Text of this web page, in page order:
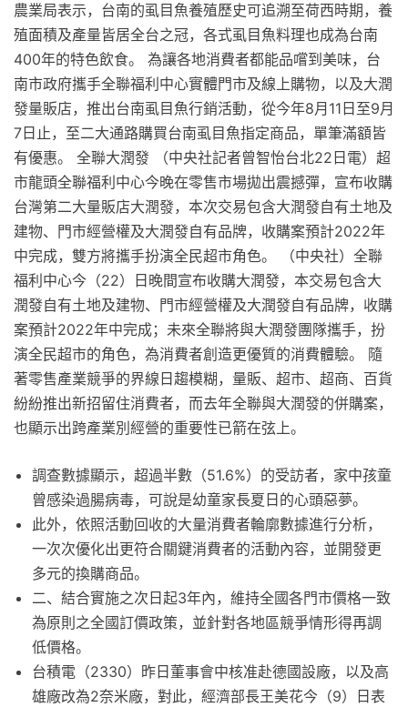
農業局表示，台南的虱目魚養殖歷史可追溯至荷西時期，養
殖面積及產量皆居全台之冠，各式虱目魚料理也成為台南
400年的特色飲食。 為讓各地消費者都能品嚐到美味，台
南市政府攜手全聯福利中心實體門市及線上購物，以及大潤
發量販店，推出台南虱目魚行銷活動，從今年8月11日至9月
7日止，至二大通路購買台南虱目魚指定商品，單筆滿額皆
有優惠。 全聯大潤發 （中央社記者曾智怡台北22日電）超
市龍頭全聯福利中心今晚在零售市場拋出震撼彈，宣布收購
台灣第二大量販店大潤發，本次交易包含大潤發自有土地及
建物、門市經營權及大潤發自有品牌，收購案預計2022年
中完成，雙方將攜手扮演全民超市角色。 （中央社）全聯
福利中心今（22）日晚間宣布收購大潤發，本交易包含大
潤發自有土地及建物、門市經營權及大潤發自有品牌，收購
案預計2022年中完成；未來全聯將與大潤發團隊攜手，扮
演全民超市的角色，為消費者創造更優質的消費體驗。 隨
著零售產業競爭的界線日趨模糊，量販、超市、超商、百貨
紛紛推出新招留住消費者，而去年全聯與大潤發的併購案，
也顯示出跨產業別經營的重要性已箭在弦上。
調查數據顯示，超過半數（51.6%）的受訪者，家中孩童
曾感染過腸病毒，可說是幼童家長夏日的心頭惡夢。
此外，依照活動回收的大量消費者輪廓數據進行分析，
一次次優化出更符合關鍵消費者的活動內容，並開發更
多元的換購商品。
二、結合實施之次日起3年內，維持全國各門市價格一致
為原則之全國訂價政策，並針對各地區競爭情形得再調
低價格。
台積電（2330）昨日董事會中核准赴德國設廠，以及高
雄廠改為2奈米廠，對此，經濟部長王美花今（9）日表